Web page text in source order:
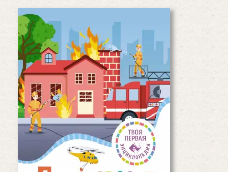
Пожарные и спасатели
Эта книга расскажет о работе
пожарных и спасателей. Юные
читатели узнают, как устроена
пожарная часть, какое снаряжение
и оборудование используют
спасатели, для чего нужен тот…